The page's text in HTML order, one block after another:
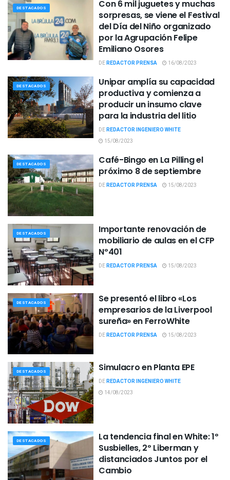
DESTACADOS
Con 6 mil juguetes y muchas
sorpresas, se viene el Festival
del Día del Niño organizado
por la Agrupación Felipe
Emiliano Osores
DEREDACTOR PRENSA 16/08/2023
DESTACADOS
Unipar amplía su capacidad
productiva y comienza a
producir un insumo clave
para la industria del litio
DEREDACTOR INGENIERO WHITE
15/08/2023
DESTACADOS
Café-Bingo en La Pilling el
próximo 8 de septiembre
DEREDACTOR PRENSA 15/08/2023
DESTACADOS
Importante renovación de
mobiliario de aulas en el CFP
Nº401
DEREDACTOR PRENSA 15/08/2023
DESTACADOS
Se presentó el libro «Los
empresarios de la Liverpool
sureña» en FerroWhite
DEREDACTOR PRENSA 15/08/2023
DESTACADOS Simulacro en Planta EPE
DEREDACTOR INGENIERO WHITE
14/08/2023
DESTACADOS
La tendencia final en White: 1º
Susbielles, 2º Liberman y
distanciados Juntos por el
Cambio